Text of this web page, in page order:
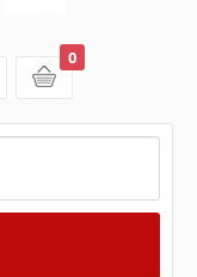
koszyk
0